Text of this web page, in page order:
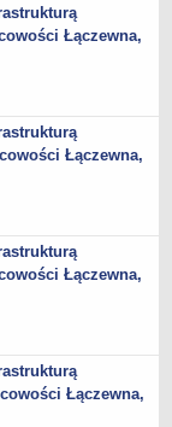
środowiska
Łączewna,
Łączewna,
Łączewna,
Łączewna,